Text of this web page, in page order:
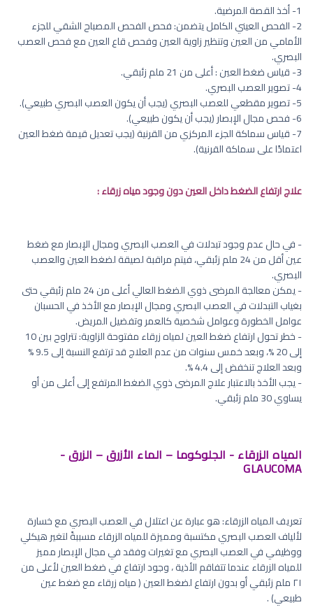
1- أخذ القصة المرضية.
2- الفحص العيني الكامل يتضمن: فحص الفحص المصباح الشقي للجزء
الأمامي من العين وتنظير زاوية العين وفحص قاع العين مع فحص العصب
البصري.
3- قياس ضغط العين : أعلى من 21 ملم زئبقي.
4- تصوير العصب البصري.
5- تصوير مقطعي للعصب البصري (يجب أن يكون العصب البصري طبيعي).
6- فحص مجال الإبصار (يجب أن يكون طبيعي).
7- قياس سماكة الجزء المركزي من القرنية (يجب تعديل قيمة ضغط العين
اعتمادًا على سماكة القرنية).
علاج ارتفاع الضغط داخل العين دون وجود مياه زرقاء :
- في حال عدم وجود تبدلات في العصب البصري ومجال الإبصار مع ضغط
عين أقل من 24 ملم زئبقي، فيتم مراقبة لصيقة لضغط العين والعصب
البصري.
- يمكن معالجة المرضى ذوي الضغط العالي أعلى من 24 ملم زئبقي حتى
بغياب التبدلات في العصب البصري ومجال الإبصار مع الأخذ في الحسبان
عوامل الخطورة وعوامل شخصية كالعمر وتفضيل المريض.
- خطر تحول ارتفاع ضغط العين لمياه زرقاء مفتوحة الزاوية: تتراوح بين 10
إلى 20 %، وبعد خمس سنوات من عدم العلاج قد ترتفع النسبة إلى 9.5 %
وبعد العلاج تنخفض إلى 4.4 %.
- يجب الأخذ بالاعتبار علاج المرضى ذوي الضغط المرتفع إلى أعلى من أو
يساوي 30 ملم زئبقي.
المياه الزرقاء - الجلوكوما – الماء الأزرق – الزرق -
GLAUCOMA
تعريف المياه الزرقاء: هو عبارة عن اعتلال في العصب البصري مع خسارة
لألياف العصب البصري مكتسبة ومميزة للمياه الزرقاء مسببةً لتغير هيكلي
ووظيفي في العصب البصري مع تغيرات وفقد في مجال الإبصار مميز
للمياه الزرقاء عندما تتفاقم الأذية ، وجود ارتفاع في ضغط العين لأعلى من
٢١ ملم زئبقي أو بدون ارتفاع لضغط العين ( مياه زرقاء مع ضغط عين
طبيعي) .